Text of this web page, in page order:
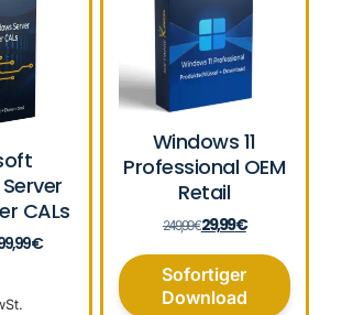
CALs
€
Windows 11
Professional OEM
Retail
249,99€29,99€
Sofortiger
Download